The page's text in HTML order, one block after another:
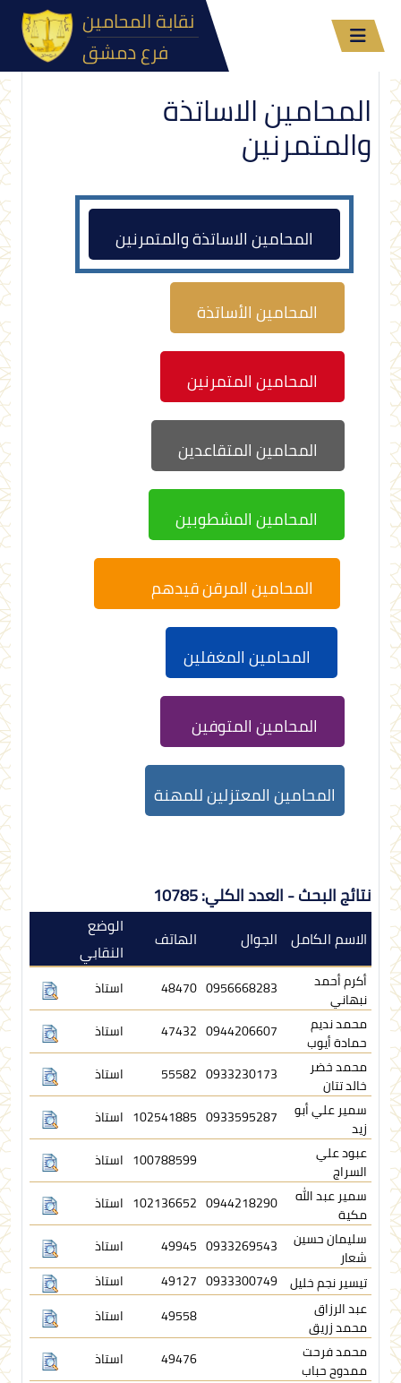
فرع دمشق
المحامين الاساتذة
والمتمرنين
المحامين الاساتذة والمتمرنين
المحامين الأساتذة
المحامين المتمرنين
المحامين المتقاعدين
المحامين المشطوبين
المحامين المرقن قيدهم
المحامين المغفلين
المحامين المتوفين
المحامين المعتزلين للمهنة
نتائج البحث - العدد الكلي: 10785
الاسم الكامل الجوال الهاتف
الوضع
النقابي
أكرم أحمد
نبهاني
0956668283
48470
استاذ
محمد نديم
حمادة أيوب
0944206607
47432
استاذ
محمد خضر
خالد تتان
0933230173
55582
استاذ
سمير علي أبو
زيد
0933595287
102541885 استاذ
عبود علي
السراج
100788599 استاذ
سمير عبد الله
مكية
0944218290
102136652 استاذ
سليمان حسين
شعار
0933269543
49945
استاذ
تيسير نجم خليل 0933300749
49127
استاذ
عبد الرزاق
محمد زريق
49558
استاذ
محمد فرحت
ممدوح حباب
49476 استاذ